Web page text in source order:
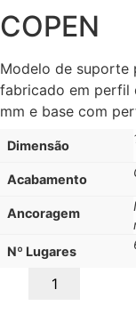
COPEN
Modelo de suporte
fabricado em perfil
mm e base com
Dimensão
Acabamento
Ancoragem
Nº Lugares